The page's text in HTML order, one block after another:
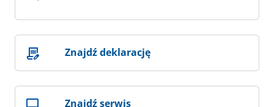
Znajdź deklarację
Znajdź serwis